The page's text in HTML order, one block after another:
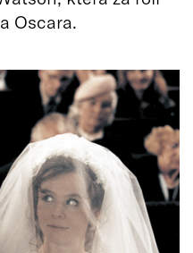
Oscara.